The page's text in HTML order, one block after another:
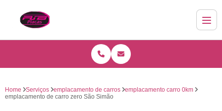
Home Serviços emplacamento de carros
emplacamento carro 0km
emplacamento de carro zero São Simão